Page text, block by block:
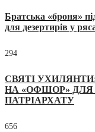
Братська «броня»
для дезертирів у
294
СВЯТІ
НА «ОФШОР» ДЛЯ
ПАТРІАРХАТУ
656